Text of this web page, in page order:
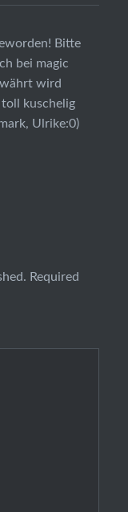
Bitte
bei magic
wird
kuschelig
Ulrike:0)
Required